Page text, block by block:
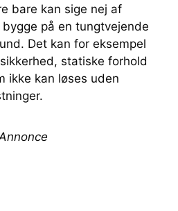
bare kan sige nej af
på en tungtvejende
Det kan for eksempel
statiske forhold
ikke kan løses uden